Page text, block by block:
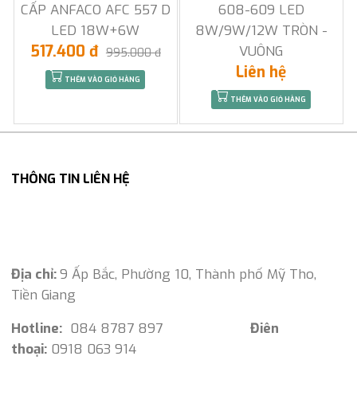
CẤP ANFACO AFC 557 D
LED 18W+6W
517.400 đ 995.000 đ
THÊM VÀO GIỎ HÀNG
608-609 LED
8W/9W/12W TRÒN -
VUÔNG
Liên hệ
THÊM VÀO GIỎ HÀNG
THÔNG TIN LIÊN HỆ
Địa chỉ:9 Ấp Bắc, Phường 10, Thành phố Mỹ Tho,
Tiền Giang
Hotline: 084 8787 897 Điên
thoại: 0918 063 914